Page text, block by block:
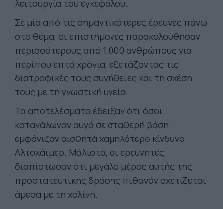
λειτουργία του εγκεφάλου.
Σε μία από τις σημαντικότερες έρευνες πάνω
στο θέμα, οι επιστήμονες παρακολούθησαν
περισσότερους από 1.000 ανθρώπους για
περίπου επτά χρόνια, εξετάζοντας τις
διατροφικές τους συνήθειες και τη σχέση
τους με τη γνωστική υγεία.
Τα αποτελέσματα έδειξαν ότι όσοι
κατανάλωναν αυγά σε σταθερή βάση
εμφάνιζαν αισθητά χαμηλότερο κίνδυνο
Αλτσχάιμερ. Μάλιστα, οι ερευνητές
διαπίστωσαν ότι μεγάλο μέρος αυτής της
προστατευτικής δράσης πιθανόν σχετίζεται
άμεσα με τη χολίνη.